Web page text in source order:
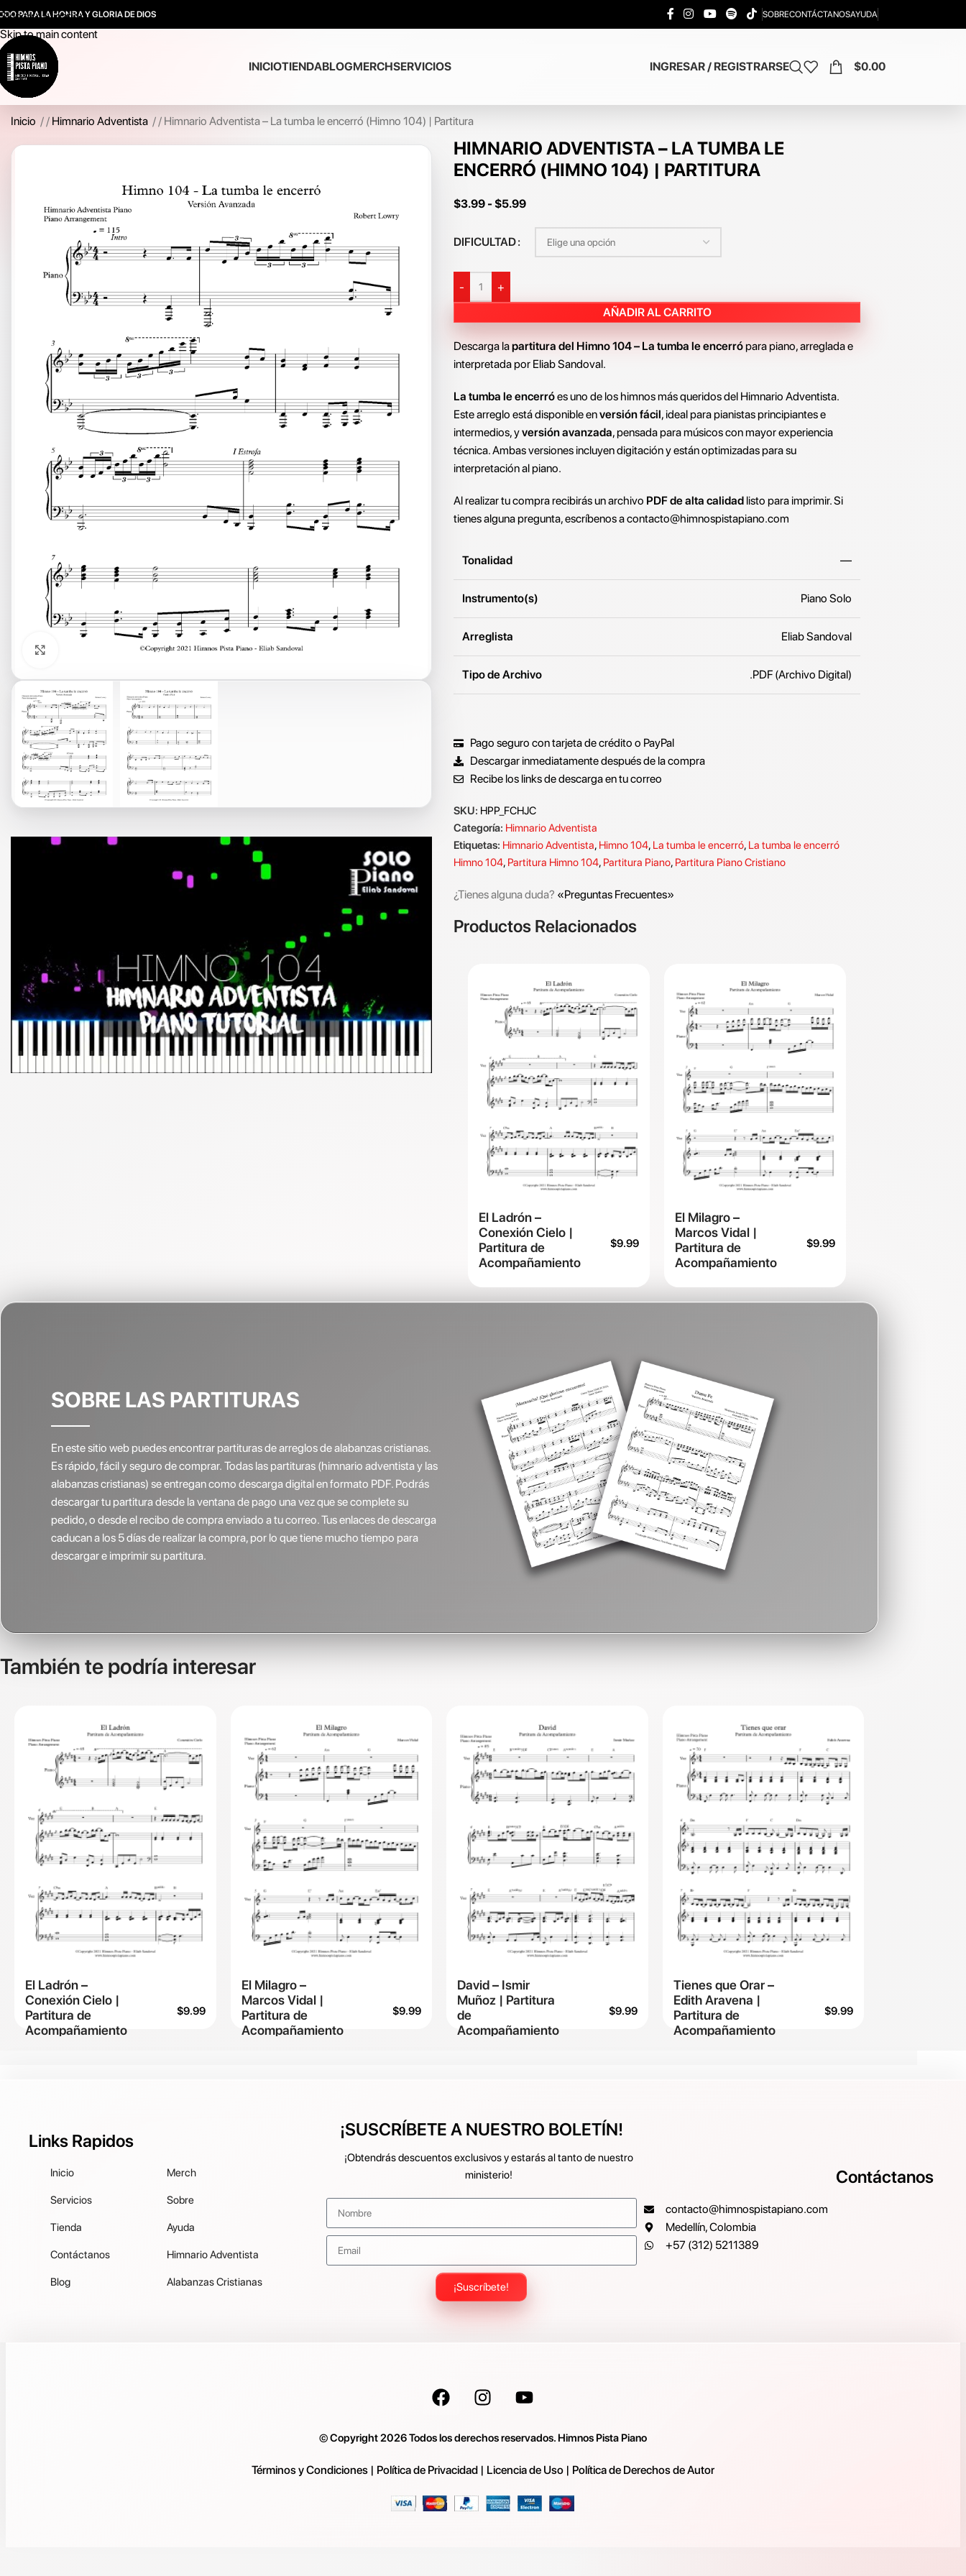
Skip to navigation
Skip to main content
PARA LA HONRA Y GLORIA DE DIOS SOBRECONTÁCTANOSAYUDA
INICIOTIENDABLOGMERCHSERVICIOS INGRESAR / REGISTRARSE $0.00
Inicio / Himnario Adventista / Himnario Adventista – La tumba le encerró (Himno 104) | Partitura
HIMNARIO ADVENTISTA – LA TUMBA LE
ENCERRÓ (HIMNO 104) | PARTITURA
$3.99 -$5.99
DIFICULTAD
-
+
AÑADIR AL CARRITO
Descarga lapartitura del Himno 104 – La tumba le encerrópara piano, arreglada e
interpretada por Eliab Sandoval.
La tumba le encerróes uno de los himnos más queridos del Himnario Adventista.
Este arreglo está disponible enversión fácil, ideal para pianistas principiantes e
intermedios, yversión avanzada, pensada para músicos con mayor experiencia
técnica. Ambas versiones incluyen digitación y están optimizadas para su
interpretación al piano.
Al realizar tu compra recibirás un archivo PDF de alta calidad listo para imprimir. Si
tienes alguna pregunta, escríbenos acontacto@himnospistapiano.com
Tonalidad —
Instrumento(s) Piano Solo
Arreglista Eliab Sandoval
Tipo de Archivo .PDF (Archivo Digital)
Pago seguro con tarjeta de crédito o PayPal
Descargar inmediatamente después de la compra
Recibe los links de descarga en tu correo
SKU: HPP_FCHJC
Categoría: Himnario Adventista
Etiquetas: Himnario Adventista, Himno 104, La tumba le encerró, La tumba le encerró
Himno 104, Partitura Himno 104, Partitura Piano, Partitura Piano Cristiano
¿Tienes alguna duda? «Preguntas Frecuentes»
Productos Relacionados
El Ladrón –
Conexión Cielo |
Partitura de
Acompañamiento
$9.99
El Milagro –
Marcos Vidal |
Partitura de
Acompañamiento
$9.99
SOBRE LAS PARTITURAS
En este sitio web puedes encontrar partituras de arreglos de alabanzas cristianas.
Es rápido, fácil y seguro de comprar. Todas las partituras (himnario adventista y las
alabanzas cristianas) se entregan como descarga digital en formato PDF. Podrás
descargar tu partitura desde la ventana de pago una vez que se complete su
pedido, o desde el recibo de compra enviado a tu correo. Tus enlaces de descarga
caducan a los 5 días de realizar la compra, por lo que tiene mucho tiempo para
descargar e imprimir su partitura.
También te podría interesar
El Ladrón –
Conexión Cielo |
Partitura de
Acompañamiento
$9.99
El Milagro –
Marcos Vidal |
Partitura de
Acompañamiento
$9.99
David – Ismir
Muñoz | Partitura
de
Acompañamiento
$9.99
Tienes que Orar –
Edith Aravena |
Partitura de
Acompañamiento
$9.99
Links Rapidos
Inicio
Servicios
Tienda
Contáctanos
Blog
Merch
Sobre
Ayuda
Himnario Adventista
Alabanzas Cristianas
¡SUSCRÍBETE A NUESTRO BOLETÍN!
¡Obtendrás descuentos exclusivos y estarás al tanto de nuestro
ministerio!
¡Suscríbete!
Contáctanos
contacto@himnospistapiano.com
Medellín, Colombia
+57 (312) 5211389
© Copyright 2026 Todos los derechos reservados. Himnos Pista Piano
Términos y Condiciones| Política de Privacidad| Licencia de Uso| Política de Derechos de Autor